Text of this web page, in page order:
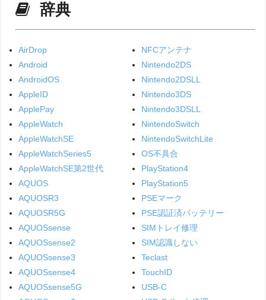
辞典
AirDrop
Android
AndroidOS
AppleID
ApplePay
AppleWatch
AppleWatchSE
AppleWatchSeries5
AppleWatchSE第2世代
AQUOS
AQUOSR3
AQUOSR5G
AQUOSsense
AQUOSsense2
AQUOSsense3
AQUOSsense4
AQUOSsense5G
NFCアンテナ
Nintendo2DS
Nintendo2DSLL
Nintendo3DS
Nintendo3DSLL
NintendoSwitch
NintendoSwitchLite
OS不具合
PlayStation4
PlayStation5
PSEマーク
PSE認証済バッテリー
SIMトレイ修理
SIM認識しない
Teclast
TouchID
USB-C